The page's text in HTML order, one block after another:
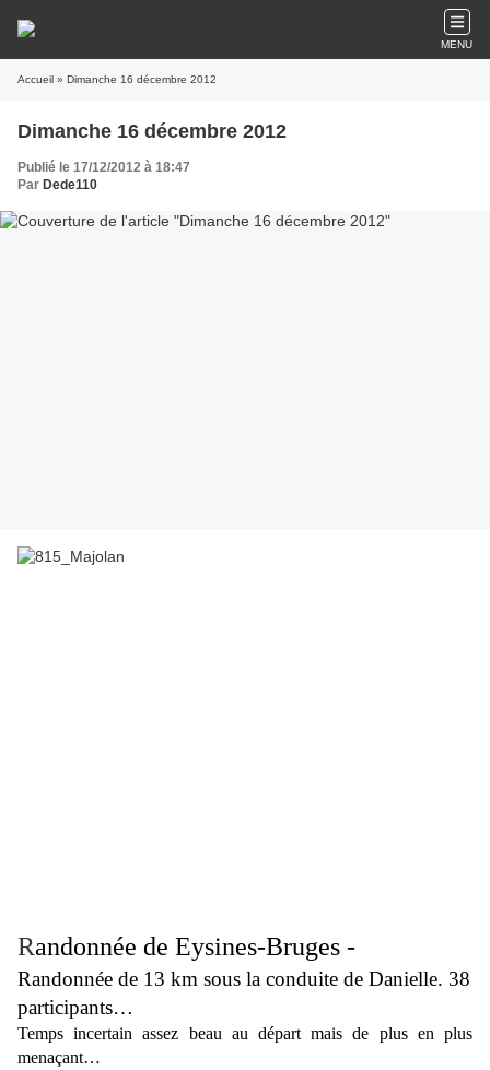
MENU
Accueil » Dimanche 16 décembre 2012
Dimanche 16 décembre 2012
Publié le 17/12/2012 à 18:47
Par Dede110
Randonnée de Eysines-Bruges -
Randonnée de 13 km sous la conduite de Danielle. 38
participants…
Temps incertain assez beau au départ mais de plus en plus
menaçant…